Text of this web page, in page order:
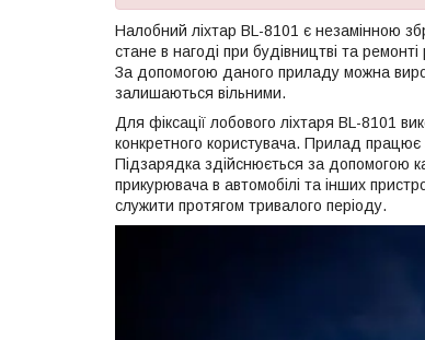
Налобний ліхтар BL-8101 є незамінною
стане в нагоді при будівництві та
За допомогою даного приладу можна
залишаються вільними.
Для фіксації лобового ліхтаря BL-8101
конкретного користувача. Прилад
Підзарядка здійснюється за допомогою
прикурювача в автомобілі та інших
служити протягом тривалого періоду.